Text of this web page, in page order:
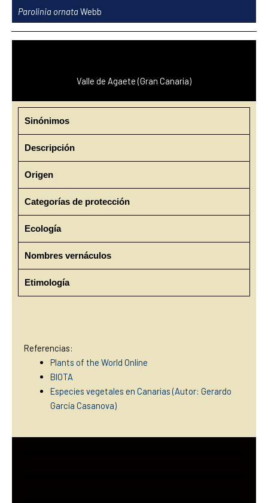
contenido
Parolinia ornataWebb
Valle de Agaete (Gran Canaria)
Sinónimos
Descripción
Origen
Categorías de protección
Ecología
Nombres vernáculos
Etimología
Referencias:
Plants of the World Online
BIOTA
Especies vegetales en Canarias (Autor: Gerardo
García Casanova)